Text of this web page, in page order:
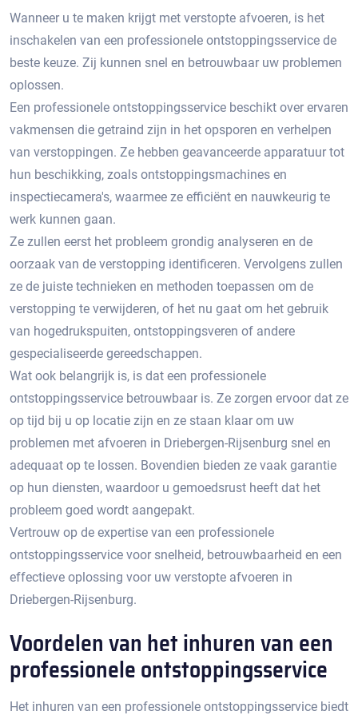
Wanneer u te maken krijgt met verstopte afvoeren, is het
inschakelen van een professionele ontstoppingsservice de
beste keuze. Zij kunnen snel en betrouwbaar uw problemen
oplossen.​
Een professionele ontstoppingsservice beschikt over ervaren
vakmensen die getraind zijn in het opsporen en verhelpen
van verstoppingen.​ Ze hebben geavanceerde apparatuur tot
hun beschikking, zoals ontstoppingsmachines en
inspectiecamera's, waarmee ze efficiënt en nauwkeurig te
werk kunnen gaan.​
Ze zullen eerst het probleem grondig analyseren en de
oorzaak van de verstopping identificeren.​ Vervolgens zullen
ze de juiste technieken en methoden toepassen om de
verstopping te verwijderen, of het nu gaat om het gebruik
van hogedrukspuiten, ontstoppingsveren of andere
gespecialiseerde gereedschappen.
Wat ook belangrijk is, is dat een professionele
ontstoppingsservice betrouwbaar is.​ Ze zorgen ervoor dat ze
op tijd bij u op locatie zijn en ze staan klaar om uw
problemen met afvoeren in Driebergen-Rijsenburg snel en
adequaat op te lossen.​ Bovendien bieden ze vaak garantie
op hun diensten, waardoor u gemoedsrust heeft dat het
probleem goed wordt aangepakt.
Vertrouw op de expertise van een professionele
ontstoppingsservice voor snelheid, betrouwbaarheid en een
effectieve oplossing voor uw verstopte afvoeren in
Driebergen-Rijsenburg.​
Voordelen van het inhuren van een
professionele ontstoppingsservice
Het inhuren van een professionele ontstoppingsservice biedt